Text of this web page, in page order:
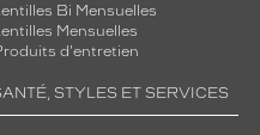
Bi Mensuelles
Mensuelles
d'entretien
STYLES ET SERVICES